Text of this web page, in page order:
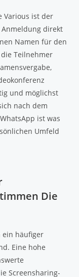
Various ist der
Anmeldung direkt
Namen für den
Teilnehmer
und möglichst
nach dem
ist was
Umfeld
Die
ein häufiger
Eine hohe
Screensharing-